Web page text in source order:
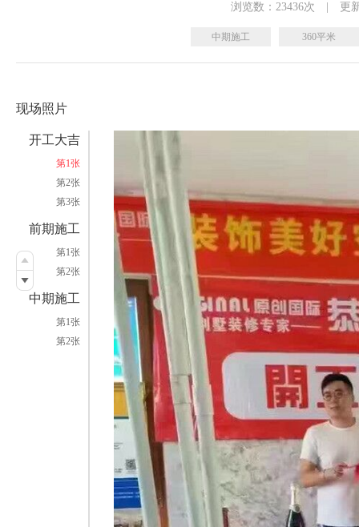
浏览数：23436次 更
中期施工 360平米
现场照片
开工大吉
第1张
第2张
第3张
前期施工
第1张
第2张
中期施工
第1张
第2张